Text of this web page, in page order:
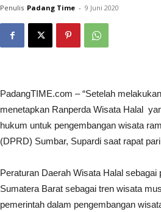
Penulis Padang Time - 9 Juni 2020
PadangTIME.com – “Setelah
menetapkan Ranperda Wisata Halal
hukum untuk pengembangan wisata
(DPRD) Sumbar, Supardi saat rapat
Peraturan Daerah Wisata Halal
Sumatera Barat sebagai tren wisata
pemerintah dalam pengembangan